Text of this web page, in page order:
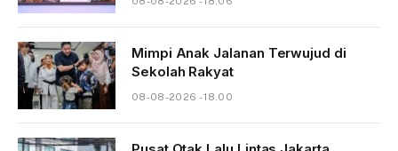
Mimpi Anak Jalanan Terwujud di
Sekolah Rakyat
08-08-2026 - 18.00